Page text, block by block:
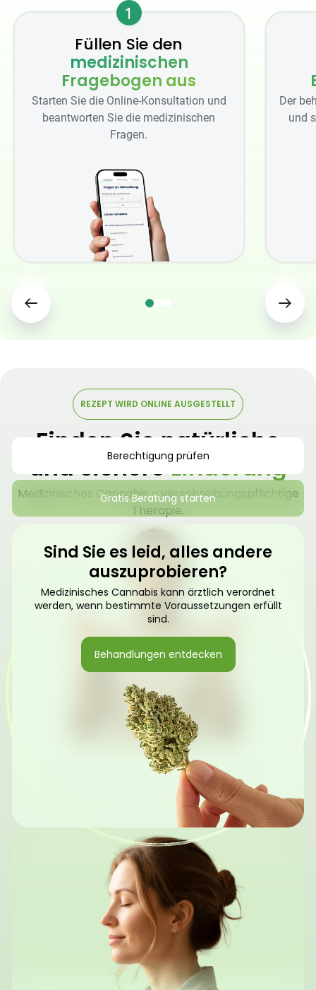
1
Füllen Sie den
medizinischen
Fragebogen aus
Starten Sie die Online-Konsultation und
beantworten Sie die medizinischen
Fragen.
Der
und
REZEPT WIRD ONLINE AUSGESTELLT
Finden Sie natürliche
und sichereLinderung
Medizinisches Cannabis – verschreibungspflichtige
Therapie.
Berechtigung prüfen
Gratis Beratung starten
Sind Sie es leid, alles andere
auszuprobieren?
Medizinisches Cannabis kann ärztlich verordnet
werden, wenn bestimmte Voraussetzungen erfüllt
sind.
Behandlungen entdecken